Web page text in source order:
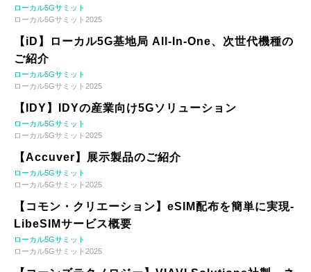
ローカル5Gサミット
ローカル5Gサミット2025
【iD】ローカル5G基地局 All-In-One、次世代機種の
ご紹介
ローカル5Gサミット
ローカル5Gサミット2025
【IDY】IDYの産業向け5Gソリューション
ローカル5Gサミット
ローカル5Gサミット2025
【Accuver】展示製品のご紹介
ローカル5Gサミット
ローカル5Gサミット2025
【コモン・クリエーション】eSIM配布を簡単に実現-
LibeSIMサービス概要
ローカル5Gサミット
ローカル5Gサミット2025